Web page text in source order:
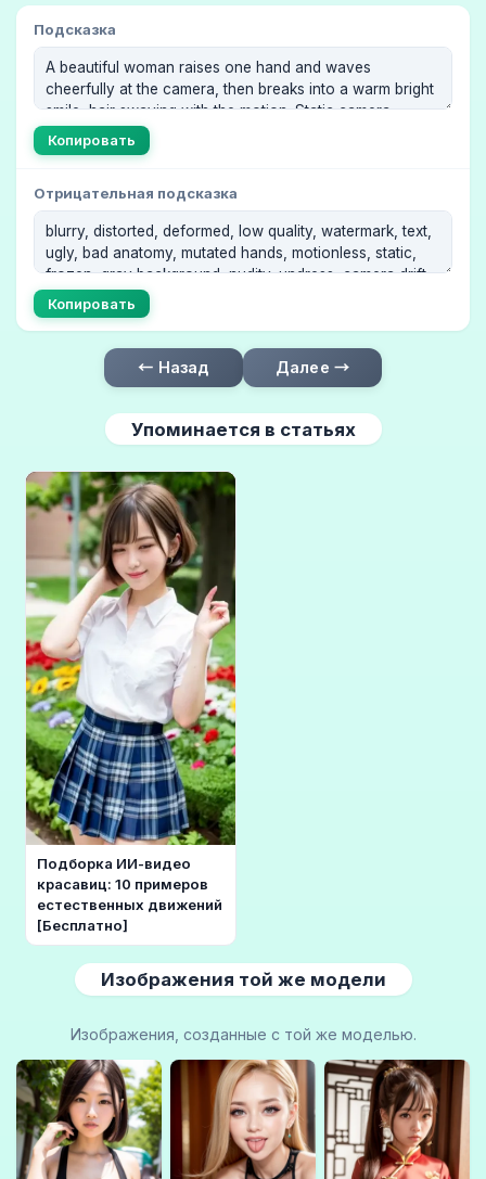
Подсказка
Копировать
Отрицательная подсказка
Копировать
← Назад Далее →
Упоминается в статьях
Подборка ИИ-видео
красавиц: 10 примеров
естественных движений
[Бесплатно]
Изображения той же модели
Изображения, созданные с той же моделью.